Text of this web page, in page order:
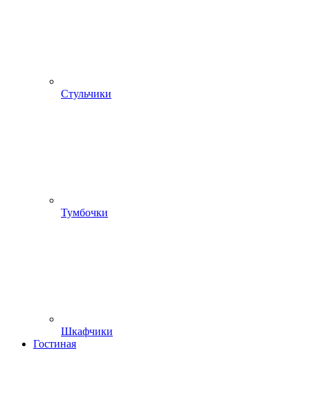
Стульчики
Тумбочки
Шкафчики
Гостиная